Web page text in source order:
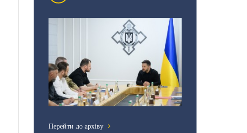
Перейти до архіву